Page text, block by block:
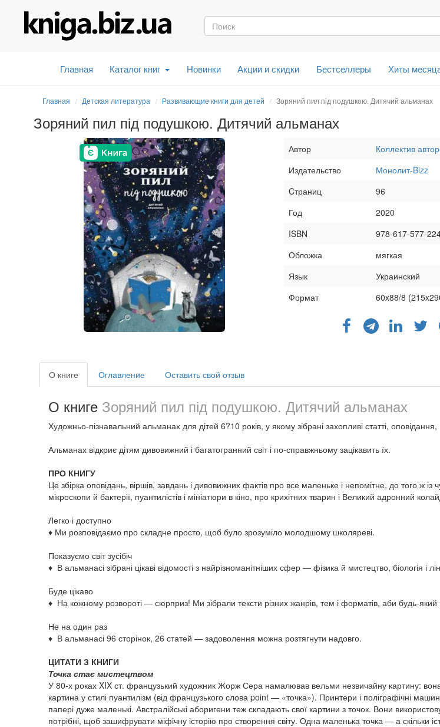
Главная Каталог книг Новинки Акции и скидки Бестселлеры Хиты
Главная Детская литература Развивающие книги для детей Зоряний пил під подушкою. Дитячий альманах
Зоряний пил під подушкою. Дитячий альманах
Автор
Коллектив
Издательство
Монолит-Bizz
Cтраниц
96
Год
2020
ISBN
978-617-577-
Обложка
мягкая
Язык
Украинский
Формат
60x88/8
О книге Оглавление Оставить свой отзыв
О книге Зоряний пил під подушкою. Дитячий альманах
Художньо-пізнавальний альманах для дітей 6?10 років, у якому зібрані захопливі статті, оповідання,
Альманах відкриє дітям дивовижний і багатогранний світ і по-справжньому зацікавить їх.
ПРО КНИГУ
Це збірка оповідань, віршів, завдань і дивовижних фактів про все маленьке і непомітне, до того ж
мікроскопи й бактерії, пуантилістів і мініатюри в кіно, про крихітних тварин і Великий адронний
Легко і доступно
♦ Ми розповідаємо про складне просто, щоб було зрозуміло молодшому школяреві.
Показуємо світ зусібіч
♦ В альманасі зібрані цікаві відомості з найрізноманітніших сфер — фізика й мистецтво, біологія і
Буде цікаво
♦ На кожному розвороті — сюрприз! Ми зібрали тексти різних жанрів, тем і форматів, аби будь-
Не на один раз
♦ В альманасі 96 сторінок, 26 статей — задоволення можна розтягнути надовго.
ЦИТАТИ З КНИГИ
Точка стає мистецтвом
У 80-х роках XIX ст. французький художник Жорж Сера намалював вельми незвичайну картину: вона
картина у стилі пуантилізм (від французького слова point — «точка»). Принтери і поліграфічні
папері дуже маленькі. Австралійські аборигени теж складають свої картини з точок. Вони
потрібні, щоб зашифрувати міфічну історію про створення світу. Одна маленька точка — а скільки